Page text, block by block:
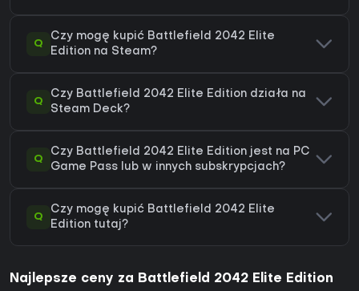
Q
Czy mogę kupić Battlefield 2042 Elite
Edition na Steam?
Q
Czy Battlefield 2042 Elite Edition działa na
Steam Deck?
Q
Czy Battlefield 2042 Elite Edition jest na PC
Game Pass lub w innych subskrypcjach?
Q
Czy mogę kupić Battlefield 2042 Elite
Edition tutaj?
Najlepsze ceny za Battlefield 2042 Elite Edition